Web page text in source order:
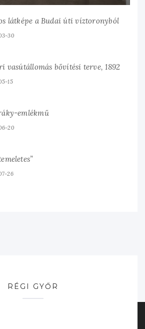
látképe a Budai úti víztoronyból
30
vasútállomás bővítési terve, 1892
15
emlékmű
20
26
RÉGI GYŐR